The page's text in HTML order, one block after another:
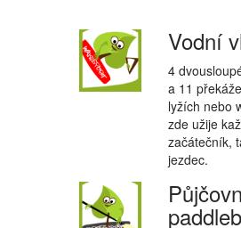
Vodní
4
a 11
lyžích nebo
zde užije
začátečník,
jezdec.